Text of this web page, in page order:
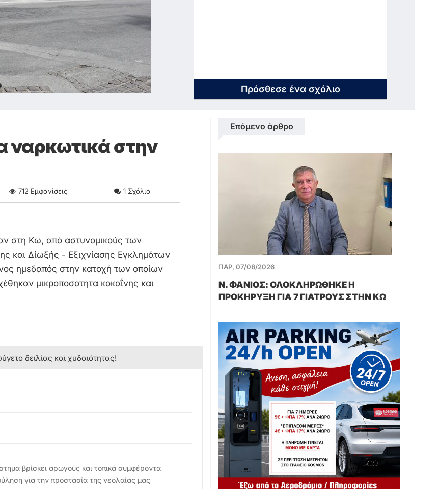
Πρόσθεσε ένα σχόλιο
ναρκωτικά στην
712 Εμφανίσεις 1 Σχόλια
στη Κω, από αστυνομικούς των
και Δίωξής - Εξιχνίασης Εγκλημάτων
ημεδαπός στην κατοχή των οποίων
μικροποσοτητα κοκαΐνης και
δειλίας και χυδαιότητας!
βρίσκει αρωγούς και τοπικά συμφέροντα
για την προστασία της νεολαίας μας
Επόμενο άρθρο
ΠΑΡ, 07/08/2026
Ν. ΦΑΝΙΟΣ: ΟΛΟΚΛΗΡΩΘΗΚΕ Η
ΠΡΟΚΗΡΥΞΗ ΓΙΑ 7 ΓΙΑΤΡΟΥΣ ΣΤΗΝ ΚΩ